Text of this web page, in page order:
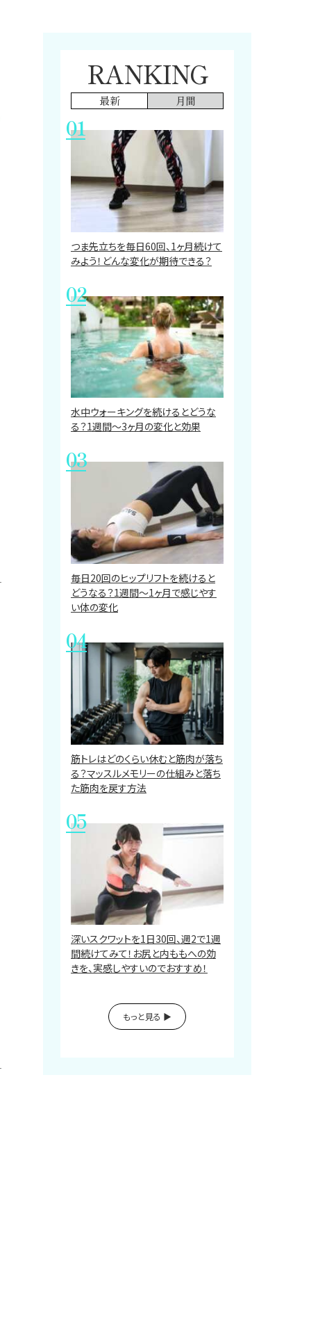
RANKING
最新 月間
つま先立ちを毎日60回、1ヶ月続けて
みよう！どんな変化が期待できる？
水中ウォーキングを続けるとどうな
る？1週間～3ヶ月の変化と効果
毎日20回のヒップリフトを続けると
どうなる？1週間〜1ヶ月で感じやす
い体の変化
筋トレはどのくらい休むと筋肉が落ち
る？マッスルメモリーの仕組みと落ち
た筋肉を戻す方法
深いスクワットを1日30回、週2で1週
間続けてみて！お尻と内ももへの効
きを、実感しやすいのでおすすめ！
もっと見る ▶︎